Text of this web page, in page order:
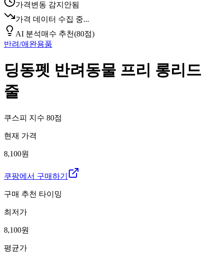
가격변동 감지안됨
가격 데이터 수집 중...
AI 분석매수 추천(80점)
반려/애완용품
딩동펫 반려동물 프리 롱리드
줄
쿠스피 지수 80점
현재 가격
8,100원
쿠팡에서 구매하기
구매 추천 타이밍
최저가
8,100원
평균가